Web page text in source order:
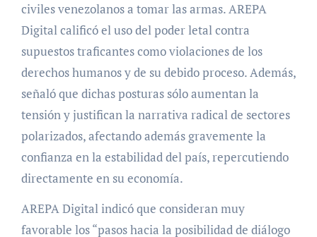
civiles venezolanos a tomar las armas. AREPA
Digital calificó el uso del poder letal contra
supuestos traficantes como violaciones de los
derechos humanos y de su debido proceso. Además,
señaló que dichas posturas sólo aumentan la
tensión y justifican la narrativa radical de sectores
polarizados, afectando además gravemente la
confianza en la estabilidad del país, repercutiendo
directamente en su economía.
AREPA Digital indicó que consideran muy
favorable los “pasos hacia la posibilidad de diálogo